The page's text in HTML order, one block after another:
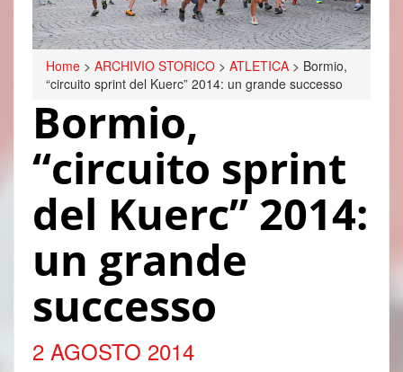
Home > ARCHIVIO STORICO > ATLETICA > Bormio,
“circuito sprint del Kuerc” 2014: un grande successo
Bormio,
“circuito sprint
del Kuerc” 2014:
un grande
successo
2 AGOSTO 2014